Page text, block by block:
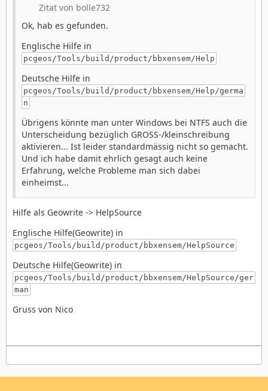
Zitat von bolle732
Ok, hab es gefunden.
Englische Hilfe in
pcgeos/Tools/build/product/bbxensem/Help
Deutsche Hilfe in
pcgeos/Tools/build/product/bbxensem/Help/germa
n
Übrigens könnte man unter Windows bei NTFS auch die
Unterscheidung bezüglich GROSS-/kleinschreibung
aktivieren... Ist leider standardmässig nicht so gemacht.
Und ich habe damit ehrlich gesagt auch keine
Erfahrung, welche Probleme man sich dabei
einheimst...
Hilfe als Geowrite -> HelpSource
Englische Hilfe(Geowrite) in
pcgeos/Tools/build/product/bbxensem/HelpSource
Deutsche Hilfe(Geowrite) in
pcgeos/Tools/build/product/bbxensem/HelpSource/ger
man
Gruss von Nico